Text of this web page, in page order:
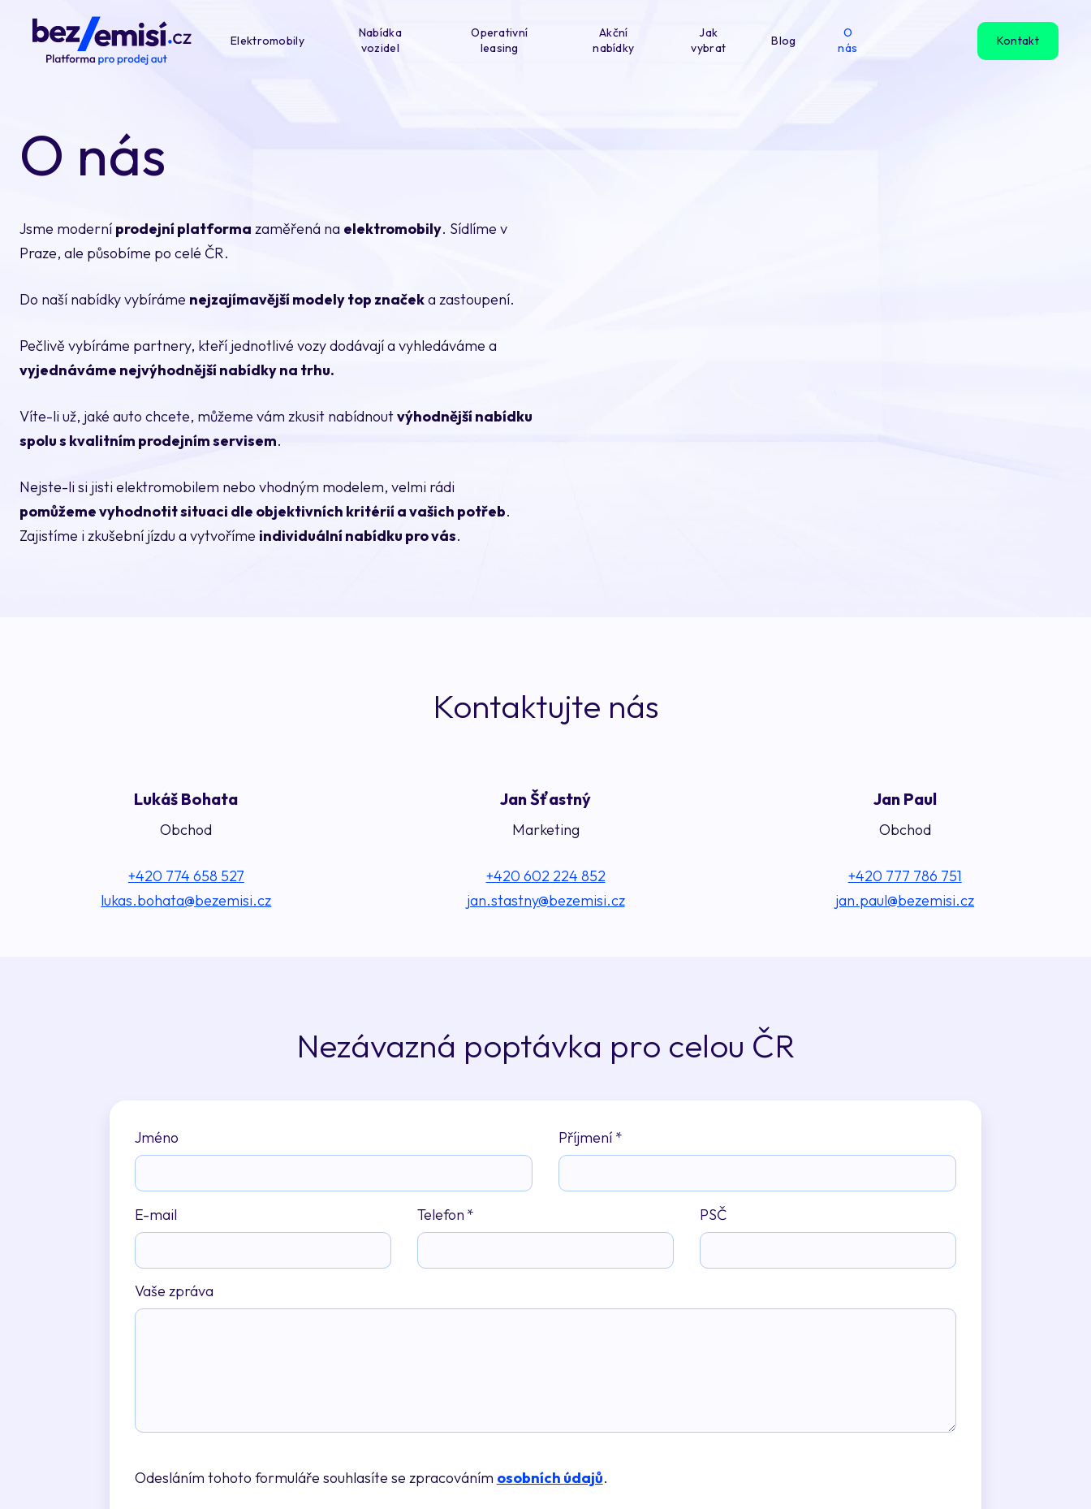
Elektromobily
Nabídka
vozidel
Operativní
leasing
Akční
nabídky
Jak
vybrat
Blog
O
nás
Kontakt
O nás
Jsme moderní prodejní platforma zaměřená na elektromobily. Sídlíme v
Praze, ale působíme po celé ČR.
Do naší nabídky vybíráme nejzajímavější modely top značeka zastoupení.
Pečlivě vybíráme partnery, kteří jednotlivé vozy dodávají a vyhledáváme a
vyjednáváme nejvýhodnější nabídky na trhu.
Víte-li už, jaké auto chcete, můžeme vám zkusit nabídnoutvýhodnější nabídku
spolu s kvalitním prodejním servisem.
Nejste-li si jisti elektromobilem nebo vhodným modelem, velmi rádi
pomůžeme vyhodnotit situaci dle objektivních kritérií a vašich potřeb.
Zajistíme i zkušební jízdu a vytvoříme individuální nabídku pro vás.
Kontaktujte nás
Lukáš Bohata
Obchod
+420 774 658 527‬
lukas.bohata@bezemisi.cz
Jan Šťastný
Marketing
+420 602 224 852‬
jan.stastny@bezemisi.cz
Jan Paul
Obchod
+420 777 786 751
jan.paul@bezemisi.cz
Nezávazná poptávka pro celou ČR
Jméno Příjmení *
E-mail Telefon * PSČ
Vaše zpráva
Odesláním tohoto formuláře souhlasíte se zpracováním osobních údajů.